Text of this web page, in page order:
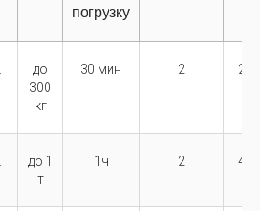
погрузку
до
300
кг
30 мин 2 2
до 1
т
1ч 2 4